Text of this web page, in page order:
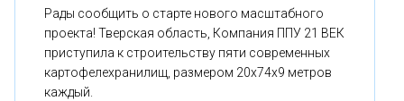
Рады сообщить о старте нового масштабного
проекта! Тверская область, Компания ППУ 21 ВЕК
приступила к строительству пяти современных
картофелехранилищ, размером 20x74x9 метров
каждый.